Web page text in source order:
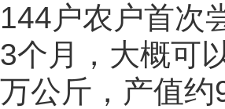
144户农户首次
3个月，大概可
万公斤，产值